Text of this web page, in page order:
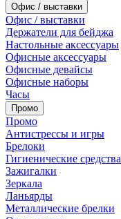
Офис / выставки
Офис / выставки
Держатели для бейджа
Настольные аксессуары
Офисные аксессуары
Офисные девайсы
Офисные наборы
Часы
Промо
Промо
Антистрессы и игры
Брелоки
Гигиенические средства
Зажигалки
Зеркала
Ланьярды
Металлические брелки